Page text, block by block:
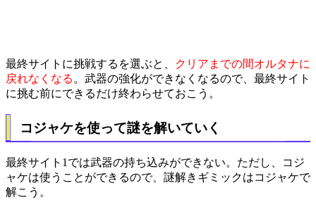
最終サイトに挑戦するを選ぶと、
クリアまでの間オルタナに
戻れなくなる 。武器の強化ができなくなるので、最終サイト
に挑む前にできるだけ終わらせておこう。
コジャケを使って謎を解いていく
最終サイト1では武器の持ち込みができない。ただし、コジ
ャケは使うことができるので、謎解きギミックはコジャケで
解こう。